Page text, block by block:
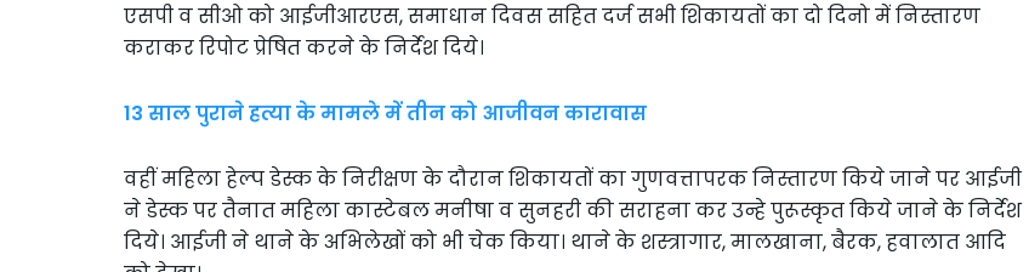
एसपी व सीओ को आईजीआरएस, समाधान दिवस सहित दर्ज सभी शिकायतों का दो दिनो में निस्तारण
कराकर रिपोट प्रेषित करने के निर्देश दिये।
13 साल पुराने हत्या के मामले में तीन को आजीवन कारावास
वहीं महिला हेल्प डेस्क के निरीक्षण के दौरान शिकायतों का गुणवत्तापरक निस्तारण किये जाने पर आईजी
ने डेस्क पर तैनात महिला कास्टेबल मनीषा व सुनहरी की सराहना कर उन्हे पुरूस्कृत किये जाने के निर्देश
दिये। आईजी ने थाने के अभिलेखों को भी चेक किया। थाने के शस्त्रागार, मालखाना, बैरक, हवालात आदि